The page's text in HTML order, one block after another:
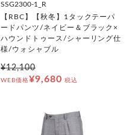
SSG2300-1_R
【RBC】【秋冬】1タックテーパ
ードパンツ/ネイビー＆ブラック×
ハウンドトゥース/シャーリング仕
様/ウォシャブル
¥12,100
WEB価格¥9,680 税込